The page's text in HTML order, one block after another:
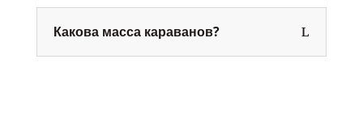
Какова масса караванов?